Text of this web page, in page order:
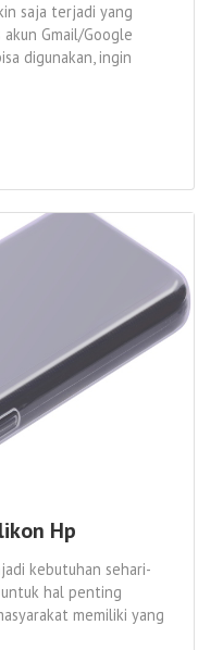
saja terjadi yang
Gmail/Google
digunakan, ingin
Hp
kebutuhan sehari-
hal penting
memiliki yang